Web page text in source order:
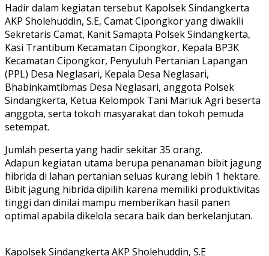
Hadir dalam kegiatan tersebut Kapolsek Sindangkerta
AKP Sholehuddin, S.E, Camat Cipongkor yang diwakili
Sekretaris Camat, Kanit Samapta Polsek Sindangkerta,
Kasi Trantibum Kecamatan Cipongkor, Kepala BP3K
Kecamatan Cipongkor, Penyuluh Pertanian Lapangan
(PPL) Desa Neglasari, Kepala Desa Neglasari,
Bhabinkamtibmas Desa Neglasari, anggota Polsek
Sindangkerta, Ketua Kelompok Tani Mariuk Agri beserta
anggota, serta tokoh masyarakat dan tokoh pemuda
setempat.
Jumlah peserta yang hadir sekitar 35 orang.
Adapun kegiatan utama berupa penanaman bibit jagung
hibrida di lahan pertanian seluas kurang lebih 1 hektare.
Bibit jagung hibrida dipilih karena memiliki produktivitas
tinggi dan dinilai mampu memberikan hasil panen
optimal apabila dikelola secara baik dan berkelanjutan.
Kapolsek Sindangkerta AKP Sholehuddin, S.E